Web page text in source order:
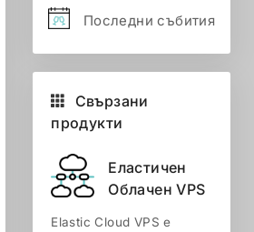
Последни събития
Свързани
продукти
Еластичен
Облачен VPS
Elastic Cloud VPS е